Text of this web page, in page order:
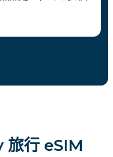
旅行 eSIM